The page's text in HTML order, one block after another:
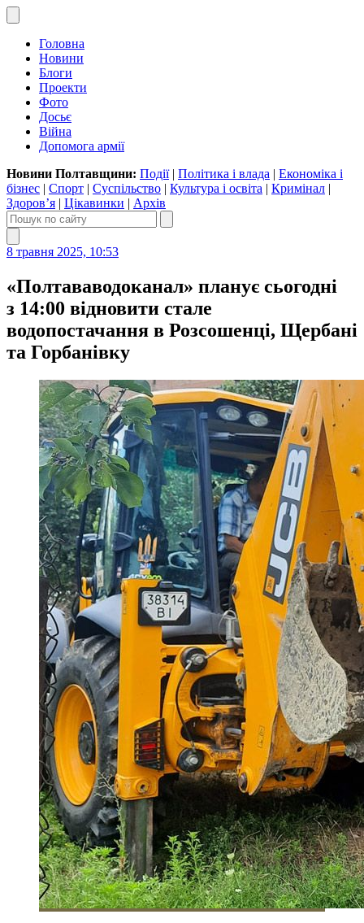
Головна
Новини
Блоги
Проекти
Фото
Досьє
Війна
Допомога армії
Новини Полтавщини: Події| Політика і влада | Економіка і
бізнес | Спорт | Суспільство | Культура і освіта | Кримінал |
Здоров’я | Цікавинки | Архів
8 травня 2025, 10:53
«Полтававодоканал» планує сьогодні
з 14:00 відновити стале
водопостачання в Розсошенці, Щербані
та Горбанівку